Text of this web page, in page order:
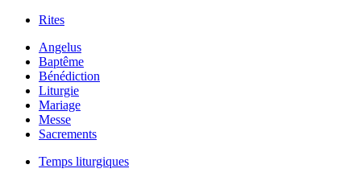
Rites
Angelus
Baptême
Bénédiction
Liturgie
Mariage
Messe
Sacrements
Temps liturgiques